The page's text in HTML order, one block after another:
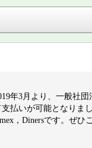
年3月より、一般社
支払いが可能となりま
，Dinersです。ぜひ